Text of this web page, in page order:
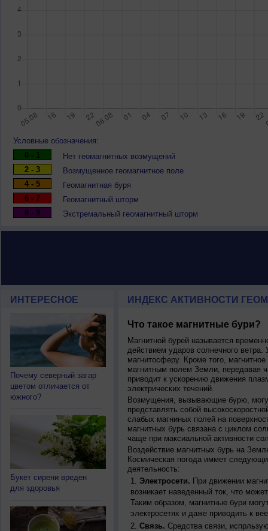
Условные обозначения:
0 - 1
Нет геомагнитных возмущений
2 - 3
Возмущенное геомагнитное поле
4 - 5
Геомагнитная буря
6 - 7
Геомагнитный шторм
8 - 9
Экстремальный геомагнитный шторм
ИНТЕРЕСНОЕ
Почему северный загар
цветом отличается от
южного?
Букет сирени вреден
для здоровья
ИНДЕКС АКТИВНОСТИ
Что такое магнитные бури?
Магнитной бурей называется
действием ударов солнечного ветра.
магнитосферу. Кроме того,
магнитным полем Земли, передавая
приводит к ускорению движения
электрических течений.
Возмущения, вызывающие бурю,
представлять собой
слабых магниных полей на
магнитных бурь связана с циклом
чаще при максиальной активности
Воздействие магнитных бурь на
Космическая погода иммет
деятельность:
Электросети. При движении
возникает наведенный ток, что
Таким образом, магнитные бури
электросетях и даже приводить к
Связь. Средства связи,